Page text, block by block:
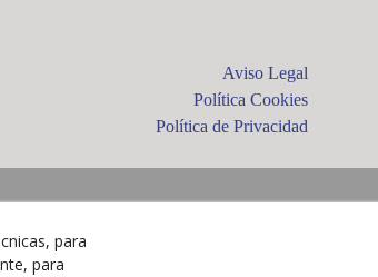
Aviso Legal
Política Cookies
Política de Privacidad
para
para